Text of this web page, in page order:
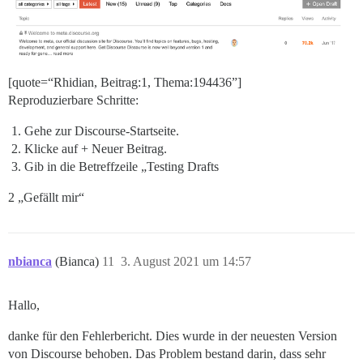
[quote=“Rhidian, Beitrag:1, Thema:194436”]
Reproduzierbare Schritte:
Gehe zur Discourse-Startseite.
Klicke auf + Neuer Beitrag.
Gib in die Betreffzeile „Testing Drafts
2 „Gefällt mir“
nbianca (Bianca) 3. August 2021 um 14:57
11
Hallo,
danke für den Fehlerbericht. Dies wurde in der neuesten Version
von Discourse behoben. Das Problem bestand darin, dass sehr